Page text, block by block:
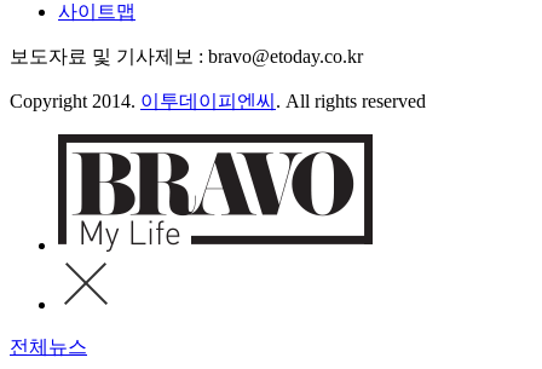
사이트맵
보도자료 및 기사제보 : bravo@etoday.co.kr
Copyright 2014. 이투데이피엔씨 . All rights reserved
전체뉴스